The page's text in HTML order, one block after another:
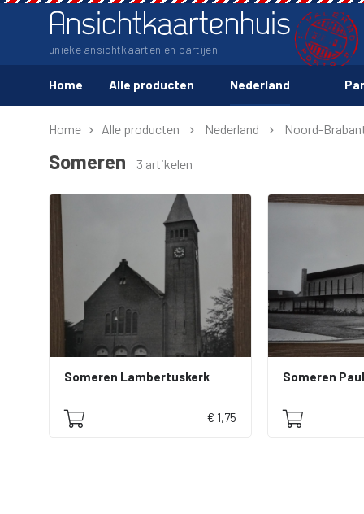
Ansichtkaartenhuis
unieke ansichtkaarten en partijen
Home Alle producten Nederland
Home Alle producten Nederland Noord-
Someren 3 artikelen
Someren Lambertuskerk
€ 1,75
Someren